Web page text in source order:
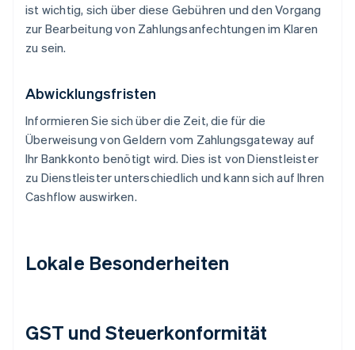
ist wichtig, sich über diese Gebühren und den Vorgang
zur Bearbeitung von Zahlungsanfechtungen im Klaren
zu sein.
Abwicklungsfristen
Informieren Sie sich über die Zeit, die für die
Überweisung von Geldern vom Zahlungsgateway auf
Ihr Bankkonto benötigt wird. Dies ist von Dienstleister
zu Dienstleister unterschiedlich und kann sich auf Ihren
Cashflow auswirken.
Lokale Besonderheiten
GST und Steuerkonformität